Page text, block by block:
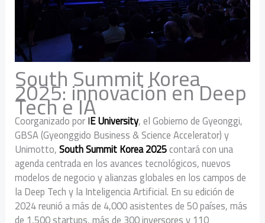
South Summit Korea
2025: innovación en Deep
Tech e IA
Coorganizado porIE University, el Gobierno de Gyeonggi,
GBSA (Gyeonggido Business & Science Accelerator) y
Unimotto,South Summit Korea 2025contará con una
agenda centrada en los avances tecnológicos, nuevos
modelos de negocio y alianzas globales en los campos de
la Deep Tech y la Inteligencia Artificial. En su edición de
2024 reunió a más de 4,000 asistentes de 50 países, más